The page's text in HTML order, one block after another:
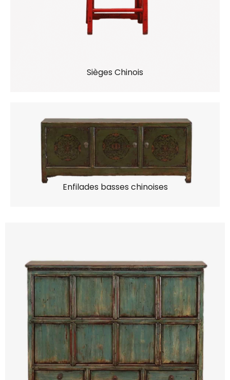
Sièges Chinois
Enfilades basses chinoises